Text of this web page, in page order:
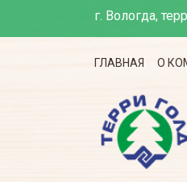
г. Вологда,
ГЛАВНАЯ О